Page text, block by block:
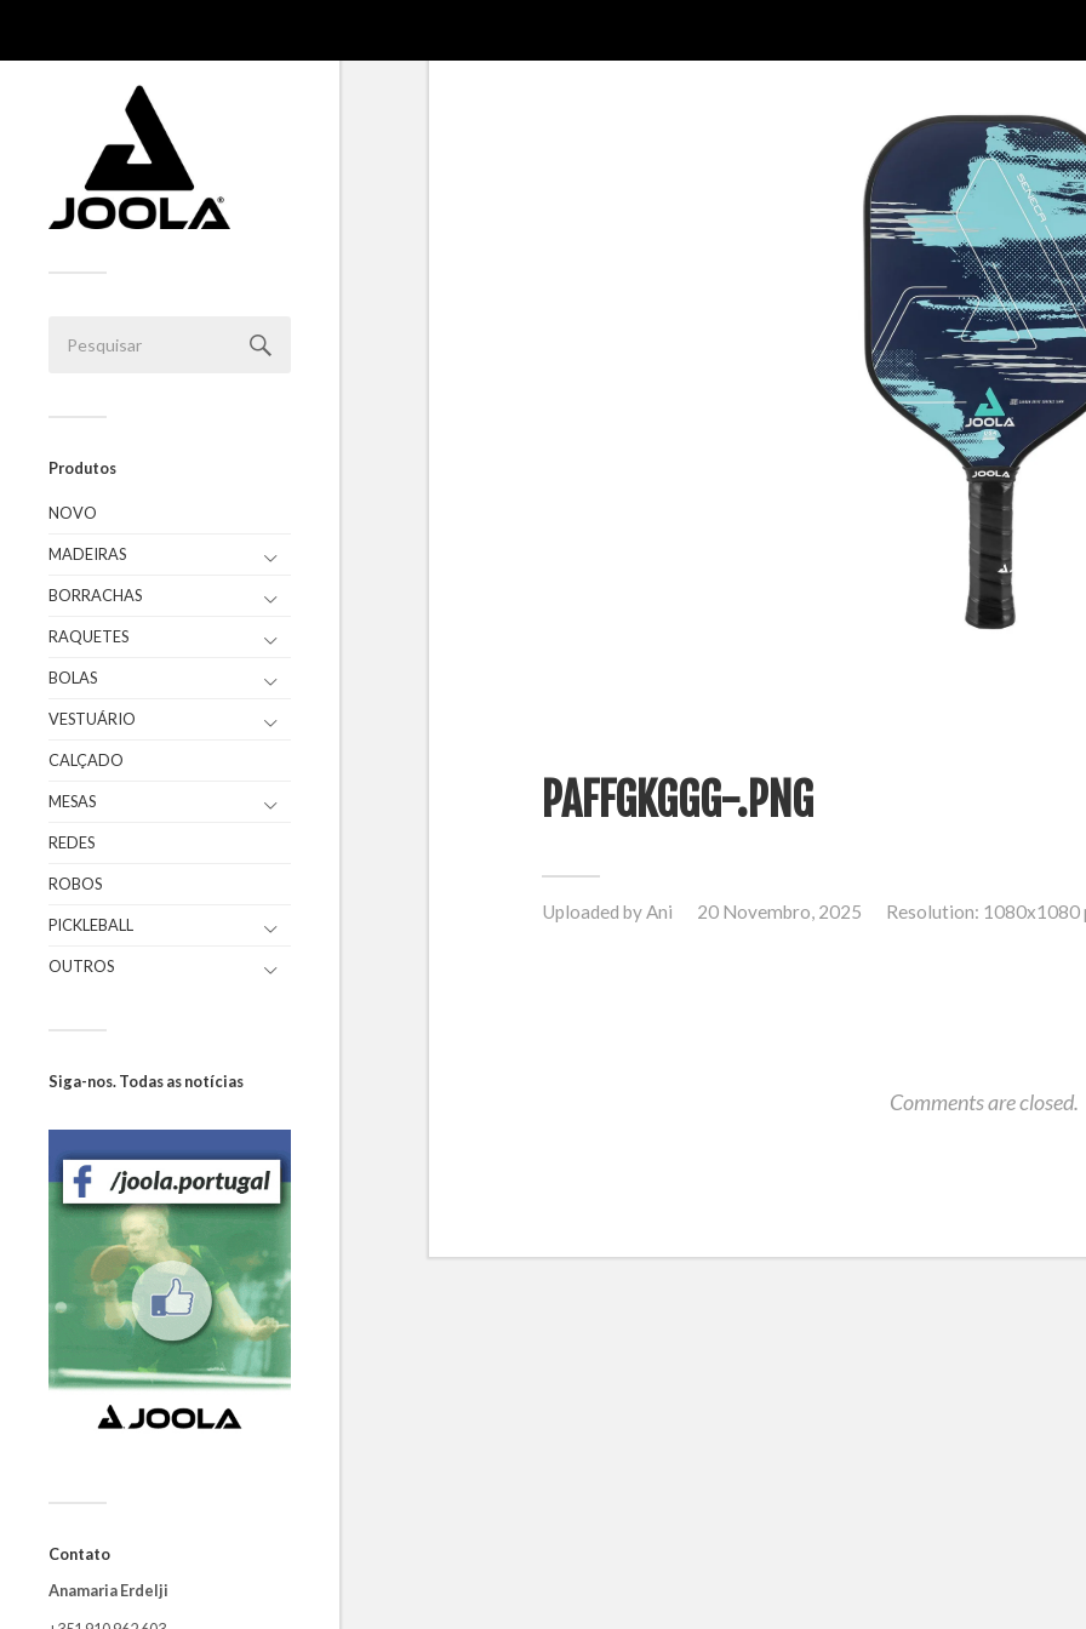
Produtos
NOVO
MADEIRAS
BORRACHAS
RAQUETES
BOLAS
VESTUÁRIO
CALÇADO
MESAS
REDES
ROBOS
PICKLEBALL
OUTROS
Siga-nos. Todas as notícias
Contato
Anamaria Erdelji
PAFFGKGGG-.PNG
Uploaded byAni 20 Novembro, 2025 Resolution: 1080x1080
Comments are closed.